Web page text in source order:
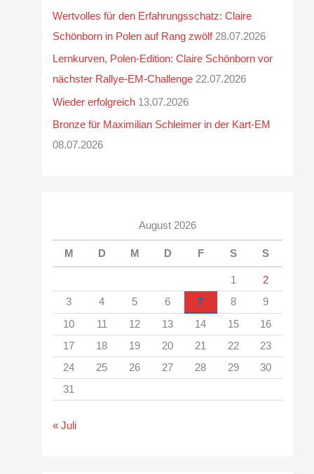
Wertvolles für den Erfahrungsschatz: Claire
Schönborn in Polen auf Rang zwölf 28.07.2026
Lernkurven, Polen-Edition: Claire Schönborn vor
nächster Rallye-EM-Challenge 22.07.2026
Wieder erfolgreich 13.07.2026
Bronze für Maximilian Schleimer in der Kart-EM
08.07.2026
August 2026
M D M D F S S
1
2
3
4 5 6 7 8
9
10
11 12 13 14 15
16
17
18 19 20 21 22
23
24
25 26 27 28 29
30
31
« Juli